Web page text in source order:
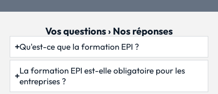
Vos questions › Nos réponses
Qu'est-ce que la formation EPI ?
La formation EPI est-elle obligatoire pour les
entreprises ?